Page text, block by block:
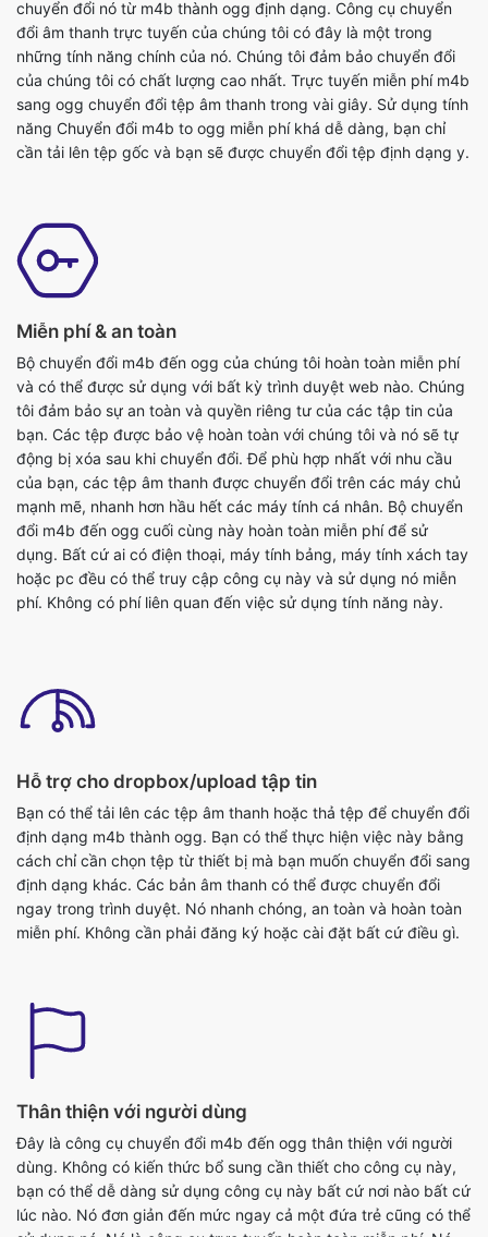
của chúng tôi có chất lượng cao nhất. Trực tuyến miễn phí m4b
sang ogg chuyển đổi tệp âm thanh trong vài giây. Sử dụng tính
năng Chuyển đổi m4b to ogg miễn phí khá dễ dàng, bạn chỉ
cần tải lên tệp gốc và bạn sẽ được chuyển đổi tệp định dạng y.
Miễn phí & an toàn
Bộ chuyển đổi m4b đến ogg của chúng tôi hoàn toàn miễn phí
và có thể được sử dụng với bất kỳ trình duyệt web nào. Chúng
tôi đảm bảo sự an toàn và quyền riêng tư của các tập tin của
bạn. Các tệp được bảo vệ hoàn toàn với chúng tôi và nó sẽ tự
động bị xóa sau khi chuyển đổi. Để phù hợp nhất với nhu cầu
của bạn, các tệp âm thanh được chuyển đổi trên các máy chủ
mạnh mẽ, nhanh hơn hầu hết các máy tính cá nhân. Bộ chuyển
đổi m4b đến ogg cuối cùng này hoàn toàn miễn phí để sử
dụng. Bất cứ ai có điện thoại, máy tính bảng, máy tính xách tay
hoặc pc đều có thể truy cập công cụ này và sử dụng nó miễn
phí. Không có phí liên quan đến việc sử dụng tính năng này.
Hỗ trợ cho dropbox/upload tập tin
định dạng m4b thành ogg. Bạn có thể thực hiện việc này bằng
cách chỉ cần chọn tệp từ thiết bị mà bạn muốn chuyển đổi sang
định dạng khác. Các bản âm thanh có thể được chuyển đổi
ngay trong trình duyệt. Nó nhanh chóng, an toàn và hoàn toàn
miễn phí. Không cần phải đăng ký hoặc cài đặt bất cứ điều gì.
Thân thiện với người dùng
Đây là công cụ chuyển đổi m4b đến ogg thân thiện với người
dùng. Không có kiến thức bổ sung cần thiết cho công cụ này,
bạn có thể dễ dàng sử dụng công cụ này bất cứ nơi nào bất cứ
lúc nào. Nó đơn giản đến mức ngay cả một đứa trẻ cũng có thể
sử dụng nó. Nó là công cụ trực tuyến hoàn toàn miễn phí. Nó
chuyển đổi các tập tin âm thanh trong vài giây. Tất cả những gì
bạn phải làm là gửi tập tin gốc và bạn sẽ có được một tập tin